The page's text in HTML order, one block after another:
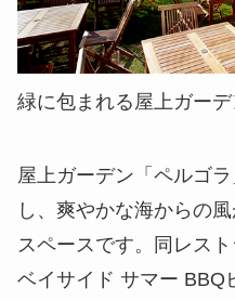
緑に包まれる屋上ガー
屋上ガーデン「ペルゴ
し、爽やかな海からの
スペースです。同レス
ベイサイド サマー BBQ